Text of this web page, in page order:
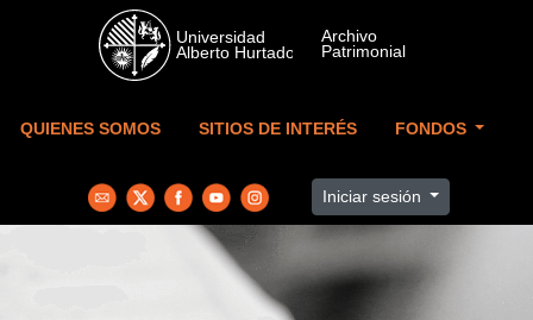
Skip to main content
QUIENES SOMOS SITIOS DE INTERÉS FONDOS
Iniciar sesión